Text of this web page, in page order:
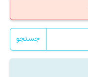
جستجو